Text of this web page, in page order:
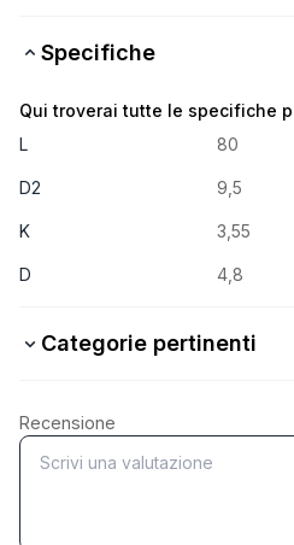
Specifiche
Qui troverai tutte le specifiche
L
80
D2 9,5
K 3,55
D 4,8
Categorie pertinenti
Stahl verzinkt
Recensione